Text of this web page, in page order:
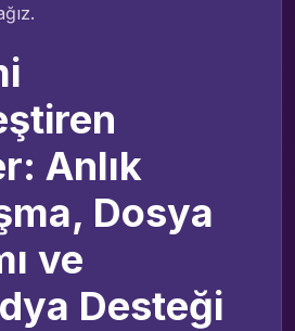
Anlık
Dosya
ve
Desteği